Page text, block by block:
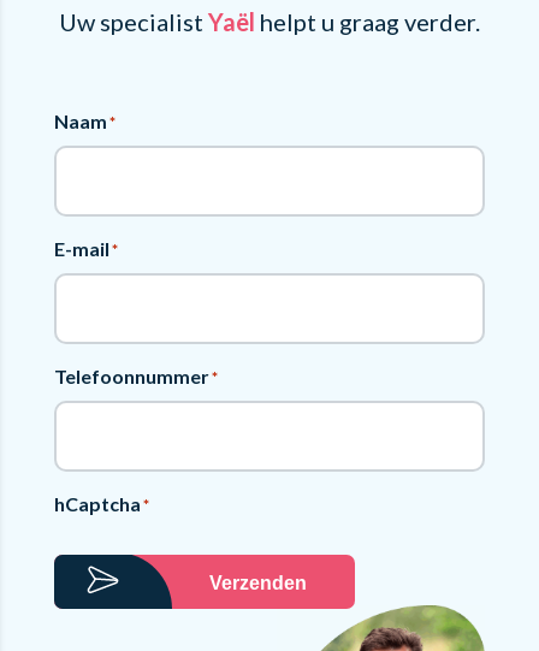
Uw specialist Yaël helpt u graag verder.
Naam*
E-mail*
Telefoonnummer*
hCaptcha*
Verzenden